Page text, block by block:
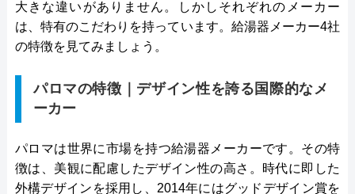
大きな違いがありません。しかしそれぞれのメーカー
は、特有のこだわりを持っています。給湯器メーカー4社
の特徴を見てみましょう。
パロマの特徴｜デザイン性を誇る国際的なメ
ーカー
パロマは世界に市場を持つ給湯器メーカーです。その特
徴は、美観に配慮したデザイン性の高さ。時代に即した
外構デザインを採用し、2014年にはグッドデザイン賞を